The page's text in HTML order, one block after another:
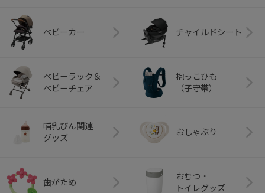
ベビーカー チャイルドシート
ベビーラック＆
ベビーチェア
抱っこひも
（子守帯）
哺乳びん関連
グッズ
おしゃぶり
歯がため
おむつ・
トイレグッズ